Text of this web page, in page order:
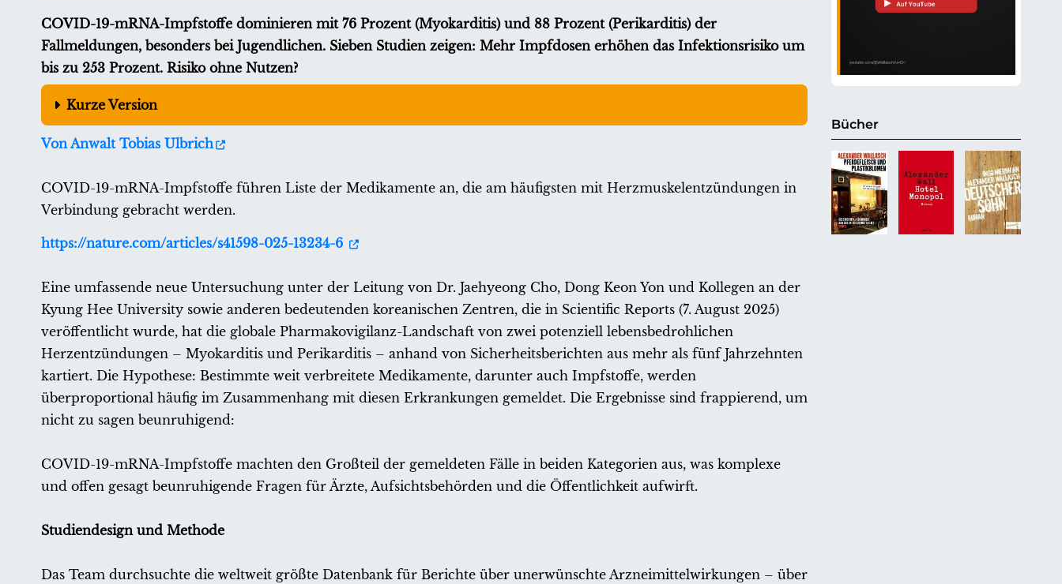
COVID-19-mRNA-Impfstoffe dominieren mit 76 Prozent (Myokarditis) und 88 Prozent (Perikarditis) der
Fallmeldungen, besonders bei Jugendlichen. Sieben Studien zeigen: Mehr Impfdosen erhöhen das Infektionsrisiko um
bis zu 253 Prozent. Risiko ohne Nutzen?
Kurze Version
Von Anwalt Tobias Ulbrich
COVID-19-mRNA-Impfstoffe führen Liste der Medikamente an, die am häufigsten mit Herzmuskelentzündungen in
Verbindung gebracht werden.
https://nature.com/articles/s41598-025-13234-6
Eine umfassende neue Untersuchung unter der Leitung von Dr. Jaehyeong Cho, Dong Keon Yon und Kollegen an der
Kyung Hee University sowie anderen bedeutenden koreanischen Zentren, die in Scientific Reports (7. August 2025)
veröffentlicht wurde, hat die globale Pharmakovigilanz-Landschaft von zwei potenziell lebensbedrohlichen
Herzentzündungen – Myokarditis und Perikarditis – anhand von Sicherheitsberichten aus mehr als fünf Jahrzehnten
kartiert. Die Hypothese: Bestimmte weit verbreitete Medikamente, darunter auch Impfstoffe, werden
überproportional häufig im Zusammenhang mit diesen Erkrankungen gemeldet. Die Ergebnisse sind frappierend, um
nicht zu sagen beunruhigend:
COVID-19-mRNA-Impfstoffe machten den Großteil der gemeldeten Fälle in beiden Kategorien aus, was komplexe
und offen gesagt beunruhigende Fragen für Ärzte, Aufsichtsbehörden und die Öffentlichkeit aufwirft.
Studiendesign und Methode
Das Team durchsuchte die weltweit größte Datenbank für Berichte über unerwünschte Arzneimittelwirkungen – über
Bücher